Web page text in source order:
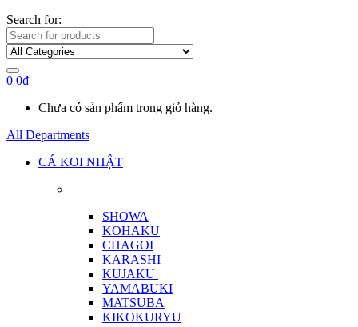
Search for:
0 0₫
Chưa có sản phẩm trong giỏ hàng.
All Departments
CÁ KOI NHẬT
SHOWA
KOHAKU
CHAGOI
KARASHI
KUJAKU
YAMABUKI
MATSUBA
KIKOKURYU